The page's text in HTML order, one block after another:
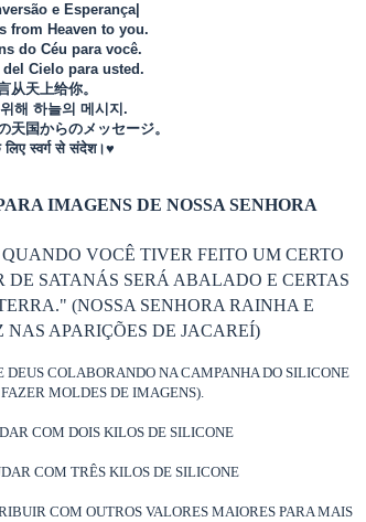
e Esperança|
from Heaven to you.
do Céu para você.
del Cielo para usted.
从天上给你。
해 하늘의 메시지.
天国からのメッセージ。
स्वर्ग से संदेश।♥
IMAGENS DE NOSSA SENHORA
VOCÊ TIVER FEITO UM CERTO
DE SATANÁS SERÁ ABALADO E CERTAS
(NOSSA SENHORA RAINHA E
APARIÇÕES DE JACAREÍ)
DEUS COLABORANDO NA CAMPANHA DO SILICONE
MOLDES DE IMAGENS).
COM DOIS KILOS DE SILICONE
COM TRÊS KILOS DE SILICONE
COM OUTROS VALORES MAIORES PARA MAIS